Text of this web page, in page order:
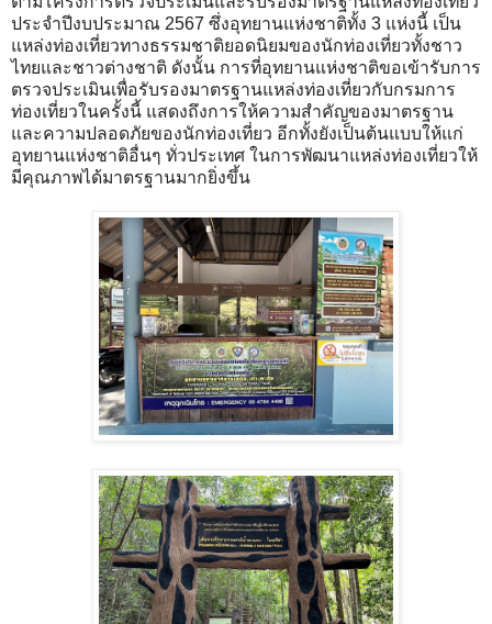
ประจำปีงบประมาณ 2567 ซึ่งอุทยานแห่งชาติทั้ง 3 แห่งนี้ เป็น
แหล่งท่องเที่ยวทางธรรมชาติยอดนิยมของนักท่องเที่ยวทั้งชาว
ไทยและชาวต่างชาติ ดังนั้น การที่อุทยานแห่งชาติขอเข้ารับการ
ตรวจประเมินเพื่อรับรองมาตรฐานแหล่งท่องเที่ยวกับกรมการ
ท่องเที่ยวในครั้งนี้ แสดงถึงการให้ความสำคัญของมาตรฐาน
และความปลอดภัยของนักท่องเที่ยว อีกทั้งยังเป็นต้นแบบให้แก่
อุทยานแห่งชาติอื่นๆ ทั่วประเทศ ในการพัฒนาแหล่งท่องเที่ยวให้
มีคุณภาพได้มาตรฐานมากยิ่งขึ้น